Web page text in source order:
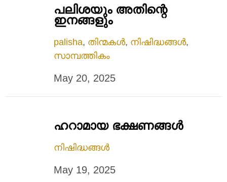
പലിശയും അതിന്റെ
ഇനങ്ങളും
palisha, തിന്മകൾ, നിഷിദ്ധങ്ങൾ,
സാമ്പത്തികം
May 20, 2025
ഹറാമായ ഭക്ഷണങ്ങൾ
നിഷിദ്ധങ്ങൾ
May 19, 2025